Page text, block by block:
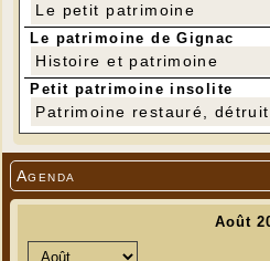
Agenda
Le petit patrimoine
Le patrimoine de Gignac
Histoire et patrimoine
Petit patrimoine insolite
Patrimoine restauré,